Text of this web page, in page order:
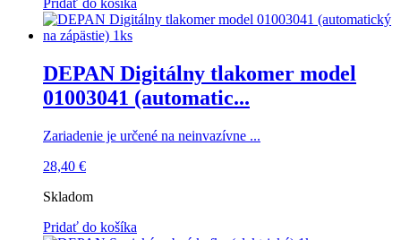
Pridať do košíka
DEPAN Digitálny tlakomer model
01003041 (automatic...
Zariadenie je určené na neinvazívne ...
28,40 €
Skladom
Pridať do košíka